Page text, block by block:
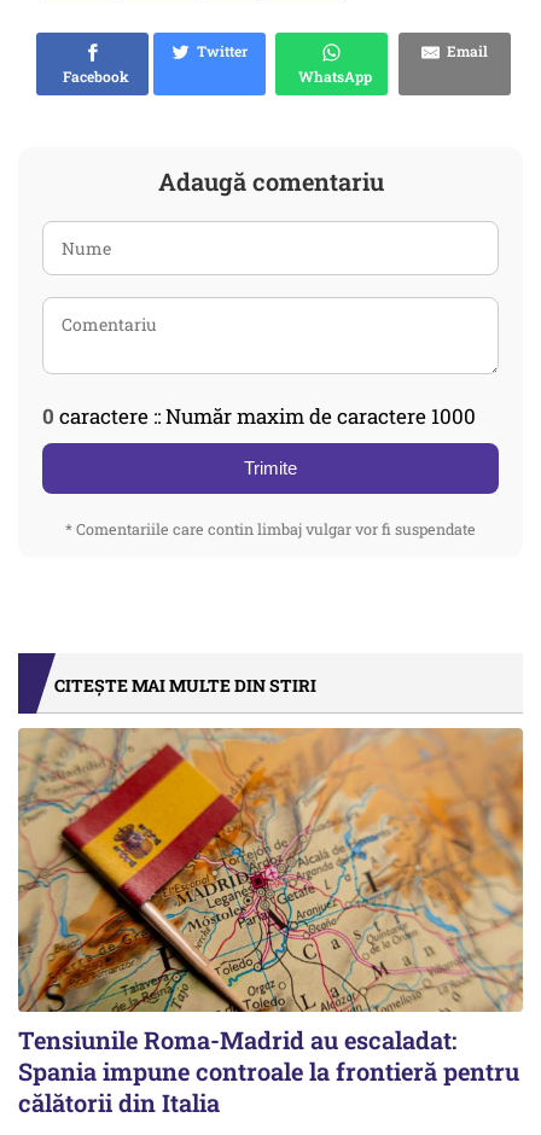
Facebook
Twitter
WhatsApp
Email
Adaugă comentariu
0 caractere :: Număr maxim de caractere 1000
Trimite
* Comentariile care contin limbaj vulgar vor fi suspendate
CITEȘTE MAI MULTE DIN STIRI
Tensiunile Roma-Madrid au escaladat:
Spania impune controale la frontieră pentru
călătorii din Italia